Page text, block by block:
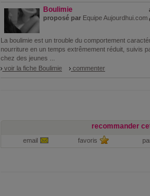
Boulimie
proposé par Equipe Aujourdhui.com
La boulimie est un trouble du comportement
nourriture en un temps extrêmement réduit, suivis
chez des jeunes ...
voir la fiche Boulimie
commenter
recommander
email favoris